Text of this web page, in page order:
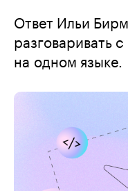
Ответ Ильи
разговаривать
на одном языке.